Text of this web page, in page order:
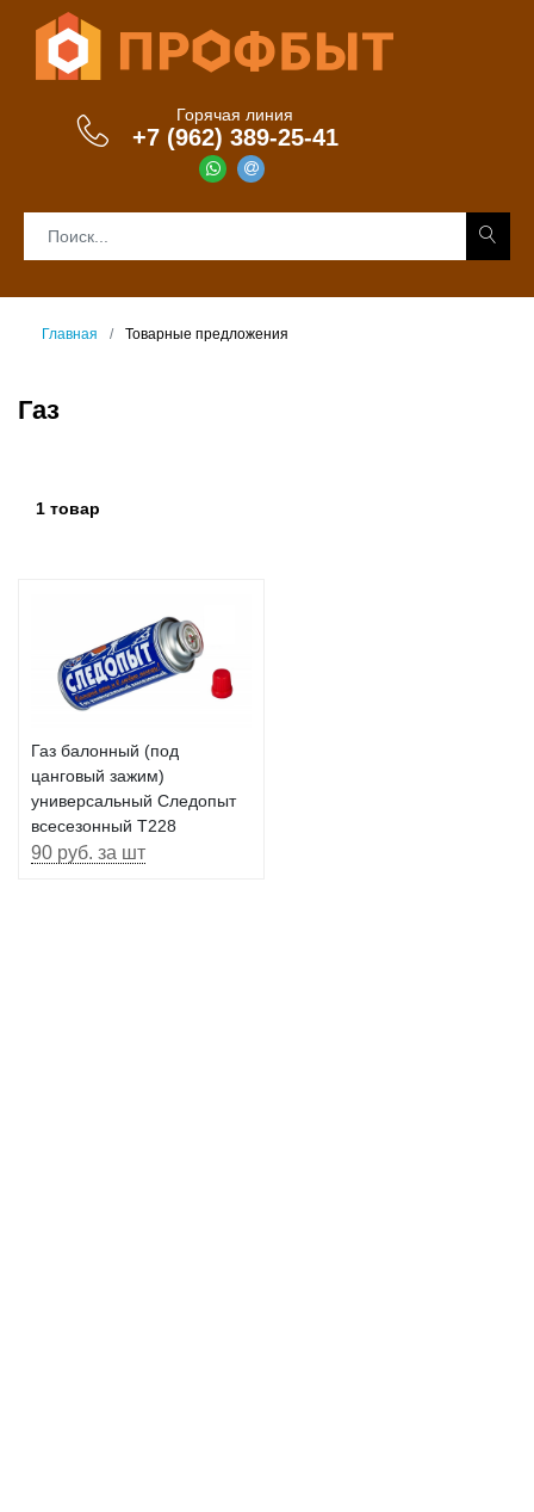
Горячая линия
+7 (962) 389-25-41
Главная Товарные предложения
Газ
1 товар
Газ балонный (под
цанговый зажим)
универсальный Следопыт
всесезонный T228
90 руб. за шт